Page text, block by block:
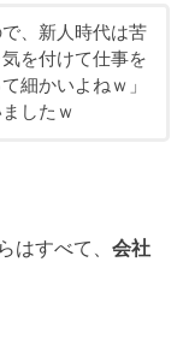
、新人時代は苦
を付けて仕事を
細かいよねｗ」
したｗ
はすべて、会社